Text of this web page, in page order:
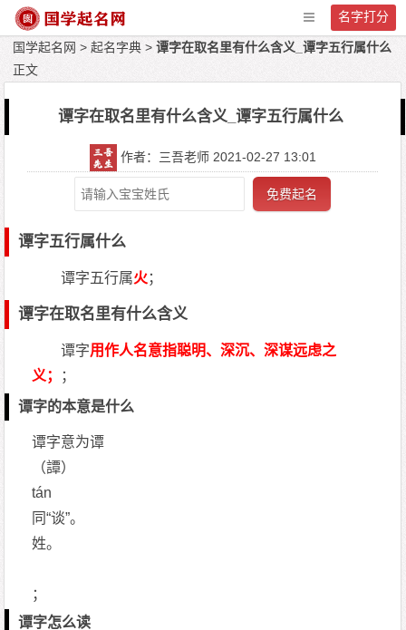
名字打分
国学起名网 >起名字典 >谭字在取名里有什么含义_谭字五行属什么
正文
谭字在取名里有什么含义_谭字五行属什么
作者：三吾老师 2021-02-27 13:01
免费起名
谭字五行属什么
谭字五行属火；
谭字在取名里有什么含义
谭字用作人名意指聪明、深沉、深谋远虑之
义；
；
谭字的本意是什么
谭字意为谭
（譚）
tán
同“谈”。
姓。
；
谭字怎么读